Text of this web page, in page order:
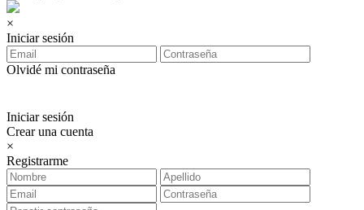
×
Iniciar sesión
Olvidé mi contraseña
Iniciar sesión
Crear una cuenta
×
Registrarme